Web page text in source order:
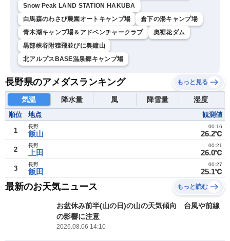
Snow Peak LAND STATION HAKUBA
白馬森のわさび農園オートキャンプ場
倉下の湯キャンプ場
青木湖キャンプ場＆アドベンチャークラブ
奥裾花ダム
黒部峡谷附猿飛並びに奥鐘山
北アルプスBASE温泉郷キャンプ場
長野県のアメダスランキング もっと見る
気温 降水量 風 降雪量 湿度
順位 地点 観測値
1 飯山
長野
26.2℃
00:16
2 上田
長野
26.0℃
00:21
3 飯田
長野
25.1℃
00:27
最新のお天気ニュース もっと読む
お盆休み前半(山の日)の山の天気傾向 台風や前線
の影響に注意
2026.08.06 14:10